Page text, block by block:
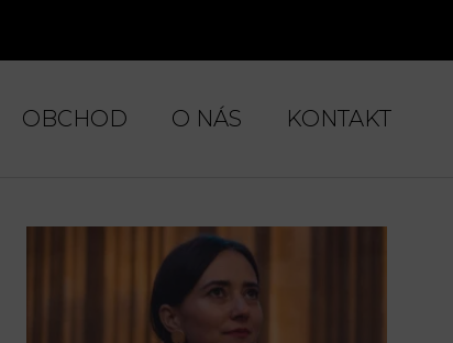
OBCHOD O NÁS KONTAKT